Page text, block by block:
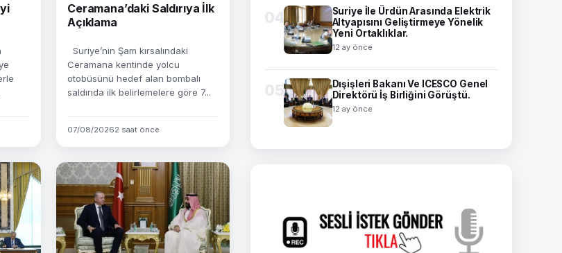
Ceramana’daki Saldırıya İlk
Açıklama
Suriye’nin Şam kırsalındaki
Ceramana kentinde yolcu
otobüsünü hedef alan bombalı
saldırıda ilk belirlemelere göre 7...
07/08/20262 saat önce
04
Suriye İle Ürdün Arasında Elektrik
Altyapısını Geliştirmeye Yönelik
Yeni Ortaklıklar.
12 ay önce
05
Dışişleri Bakanı Ve ICESCO Genel
Direktörü İş Birliğini Görüştü.
12 ay önce